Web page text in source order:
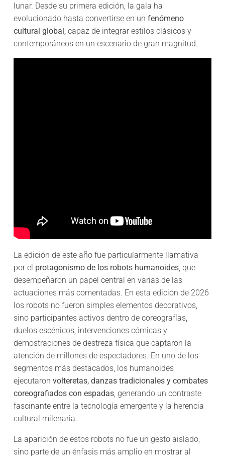
lunar. Desde su primera edición, la gala ha
evolucionado hasta convertirse en un fenómeno
cultural global,capaz de integrar estilos clásicos y
contemporáneos en un escenario de gran magnitud.
La edición de este año fue particularmente llamativa
por el protagonismo de los robots humanoides, que
desempeñaron un papel central en varias de las
actuaciones más comentadas. En esta edición de 2026
los robots no fueron simples elementos decorativos,
sino participantes activos dentro de coreografías,
duelos escénicos, intervenciones cómicas y
demostraciones de destreza física que captaron la
atención de millones de espectadores. En uno de los
segmentos más destacados, los humanoides
ejecutaron volteretas, danzas tradicionales y combates
coreografiados con espadas, generando un contraste
fascinante entre la tecnología emergente y la herencia
cultural milenaria.
La aparición de estos robots no fue un gesto aislado,
sino parte de un énfasis más amplio en mostrar al